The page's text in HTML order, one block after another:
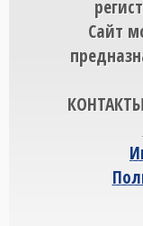
Сайт